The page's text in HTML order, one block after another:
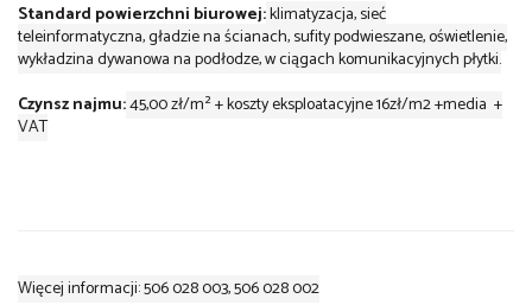
Standard powierzchni biurowej:klimatyzacja, sieć
teleinformatyczna, gładzie na ścianach, sufity podwieszane, oświetlenie,
wykładzina dywanowa na podłodze, w ciągach komunikacyjnych płytki.
Czynsz najmu:45,00 zł/m² + koszty eksploatacyjne 16zł/m2 +media +
VAT
Więcej informacji: 506 028 003, 506 028 002